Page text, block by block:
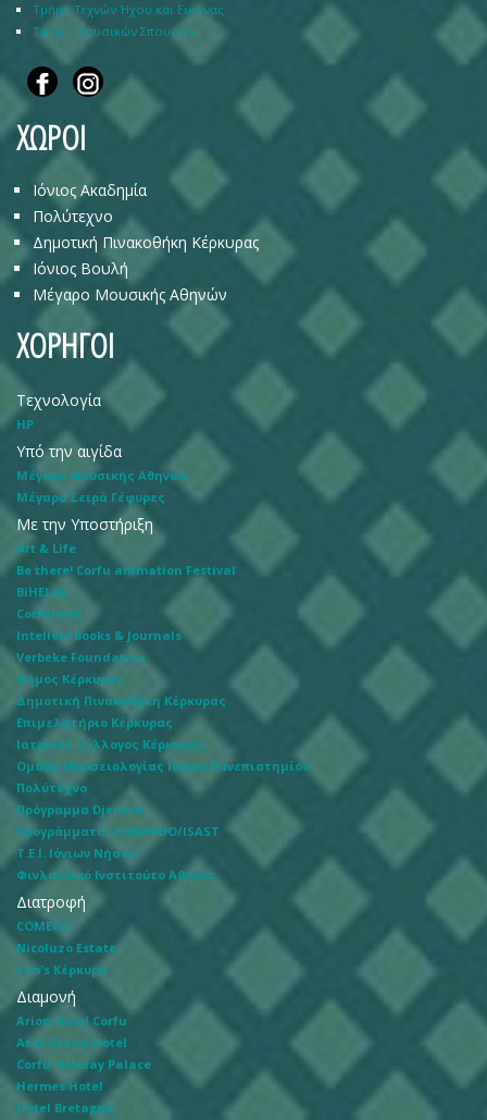
Τμήμα Τεχνών Ήχου και Εικόνας
Τμήμα Μουσικών Σπουδών
ΧΩΡΟΙ
Ιόνιος Ακαδημία
Πολύτεχνο
Δημοτική Πινακοθήκη Κέρκυρας
Ιόνιος Βουλή
Μέγαρο Μουσικής Αθηνών
ΧΟΡΗΓΟΙ
Τεχνολογία
HP
Υπό την αιγίδα
Μέγαρο Μουσικής Αθηνών
Μέγαρο Σειρά Γέφυρες
Με την Υποστήριξη
Art & Life
Be there! Corfu animation Festival
BiHELab
Corfuland
Intellect Books & Journals
Verbeke Foundation
Δήμος Κέρκυρας
Δημοτική Πινακοθήκη Κέρκυρας
Επιμελητήριο Κέρκυρας
Ιατρικός Σύλλογος Κέρκυρας
Ομάδα Μουσειολογίας Ιονίου Πανεπιστημίου
Πολύτεχνο
Πρόγραμμα Djerassi
Προγράμματα LEONARDO/ISAST
Τ.Ε.Ι. Ιόνιων Νήσων
Φινλανδικό Ινστιτούτο Αθήνας
Διατροφή
COMECO
Nicoluzo Estate
Sim's Κέρκυρα
Διαμονή
Arion Hotel Corfu
Ariti Grand Hotel
Corfu Holiday Palace
Hermes Hotel
Hotel Bretagne